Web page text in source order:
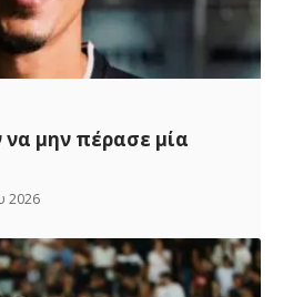
να μην πέρασε μία
2026